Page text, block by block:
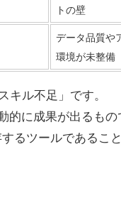
トの壁
データ品質や
環境が未整備
キル不足」です。
的に成果が出るもの
るツールであるこ